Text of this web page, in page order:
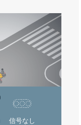
信号なし